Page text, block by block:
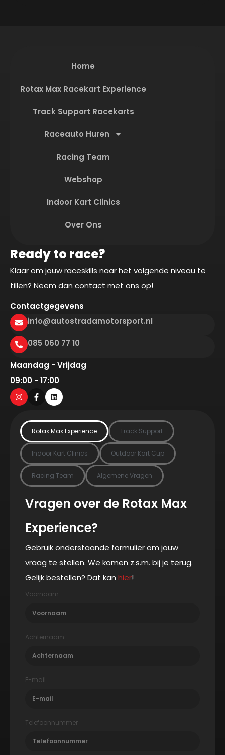
Home
Rotax Max Racekart Experience
Track Support Racekarts
Raceauto Huren
Racing Team
Webshop
Indoor Kart Clinics
Over Ons
Ready to race?
Klaar om jouw raceskills naar het volgende niveau te
tillen? Neem dan contact met ons op!
Contactgegevens
info@autostradamotorsport.nl
085 060 77 10
Maandag - Vrijdag
09:00 - 17:00
Rotax Max Experience Track Support
Indoor Kart Clinics Outdoor Kart Cup
Racing Team Algemene Vragen
Vragen over de Rotax Max
Experience?
Gebruik onderstaande formulier om jouw
vraag te stellen. We komen z.s.m. bij je terug.
Gelijk bestellen? Dat kan hier!
Voornaam
Achternaam
E-mail
Telefoonnummer